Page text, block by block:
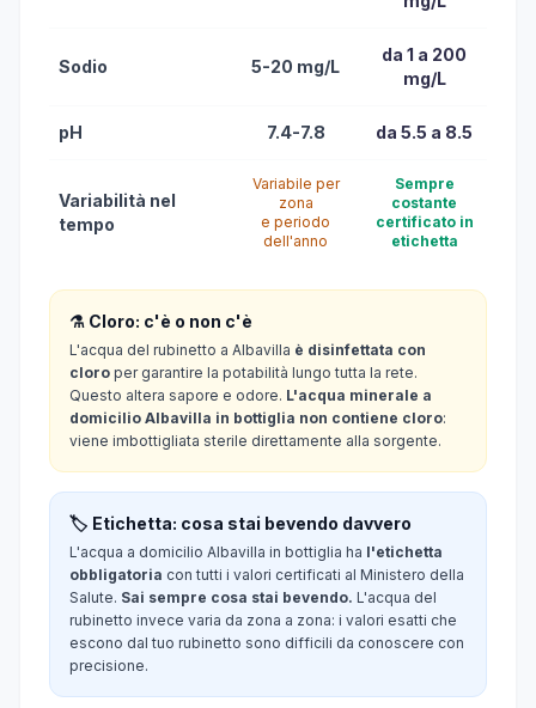
Sodio 5-20 mg/L
da 1 a 200
mg/L
pH 7.4-7.8 da 5.5 a 8.5
Variabilità nel
tempo
Variabile per
zona
e periodo
dell'anno
Sempre
costante
certificato in
etichetta
⚗️ Cloro: c'è o non c'è
L'acqua del rubinetto a Albavilla è disinfettata con
cloro per garantire la potabilità lungo tutta la rete.
Questo altera sapore e odore. L'acqua minerale a
domicilio Albavilla in bottiglia non contiene cloro:
viene imbottigliata sterile direttamente alla sorgente.
🏷️ Etichetta: cosa stai bevendo davvero
L'acqua a domicilio Albavilla in bottiglia ha l'etichetta
obbligatoria con tutti i valori certificati al Ministero della
Salute. Sai sempre cosa stai bevendo. L'acqua del
rubinetto invece varia da zona a zona: i valori esatti che
escono dal tuo rubinetto sono difficili da conoscere con
precisione.